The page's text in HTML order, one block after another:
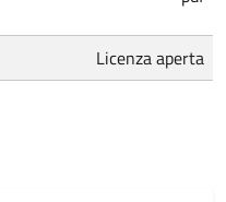
Licenza aperta